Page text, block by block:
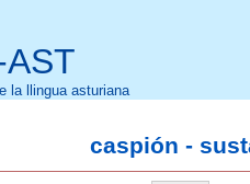
la llingua asturiana
caspión -